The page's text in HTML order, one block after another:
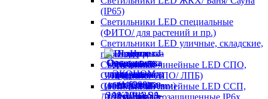
(IP65)
Светильники LED специальные
(ФИТО/ для растений и пр.)
Светильники LED уличные, складские,
парковые
Светильники линейные LED СПО,
СПБ (аналог ЛПО/ ЛПБ)
Светильники линейные LED ССП,